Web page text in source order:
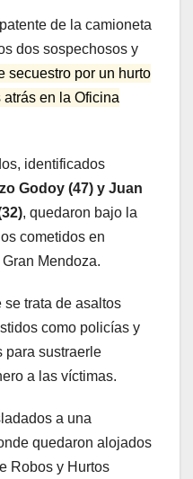
de la camioneta
dos sospechosos y
secuestro por un hurto
en la Oficina
identificados
Godoy (47) y Juan
, quedaron bajo la
cometidos en
Mendoza.
se trata de asaltos
como policías y
para sustraerle
a las víctimas.
a una
quedaron alojados
Robos y Hurtos